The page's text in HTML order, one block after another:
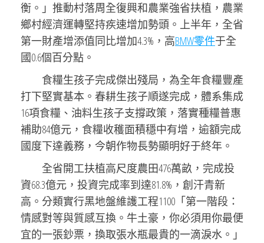
衡。」推動村落周全復興和農業強省扶植，農業
鄉村經濟運轉堅持疾速增加勢頭。上半年，全省
第一財產增添值同比增加4.3%，高BMW零件于全
國0.6個百分點。
食糧生孩子完成傑出殘局，為全年食糧豐產
打下堅實基本。春耕生孩子順遂完成，體系集成
16項食糧、油料生孩子支撐政策，落實種糧普惠
補助84億元，食糧收穫面積穩中有增，逾額完成
國度下達義務，今朝作物長勢顯明好于終年。
全省開工扶植高尺度農田476萬畝，完成投
資68.3億元，投資完成率到達81.8%，創汗青新
高。分類實行黑地盤維護工程1100「第一階段：
情感對等與質感互換。牛土豪，你必須用你最便
宜的一張鈔票，換取張水瓶最貴的一滴淚水。」